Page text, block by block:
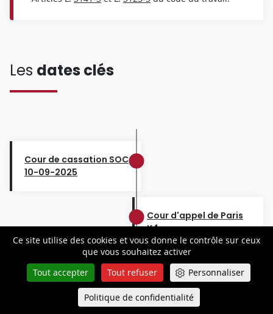
Ce site utilise des cookies et vous donne le contrôle sur ceux
que vous souhaitez activer
Tout accepter
Tout refuser Personnaliser
Politique de confidentialité
Les dates clés
Cour de cassation SOC
10-09-2025
Cour d'appel de Paris
K4
15-03-2023
Queue-Fair